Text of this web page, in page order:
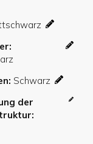
der